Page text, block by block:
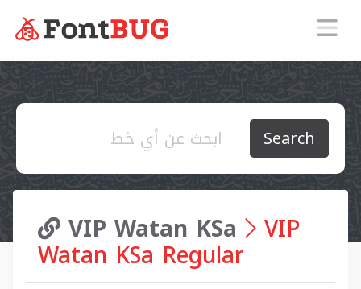
Search
VIP Watan KSa VIP
Watan KSa Regular